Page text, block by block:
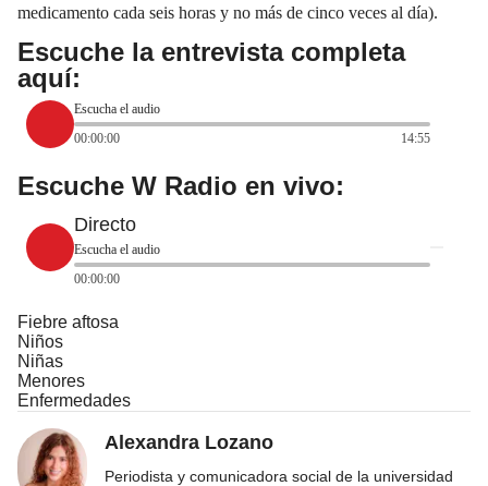
medicamento cada seis horas y no más de cinco veces al día).
Escuche la entrevista completa
aquí:
Escucha el audio
00:00:00
14:55
Escuche W Radio en vivo:
Directo
Escucha el audio
00:00:00
Fiebre aftosa
Niños
Niñas
Menores
Enfermedades
Alexandra Lozano
Periodista y comunicadora social de la universidad